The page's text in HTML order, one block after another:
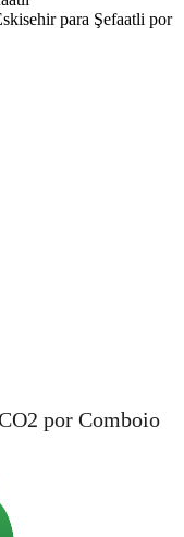
para Şefaatli por
por Comboio